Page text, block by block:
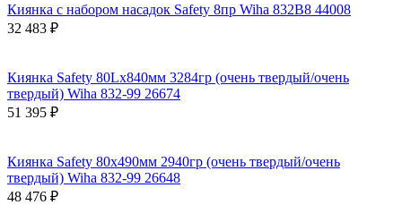
Киянка с набором насадок Safety 8пр Wiha 832B8 44008
32 483 ₽
Киянка Safety 80Lх840мм 3284гр (очень твердый/очень
твердый) Wiha 832-99 26674
51 395 ₽
Киянка Safety 80х490мм 2940гр (очень твердый/очень
твердый) Wiha 832-99 26648
48 476 ₽